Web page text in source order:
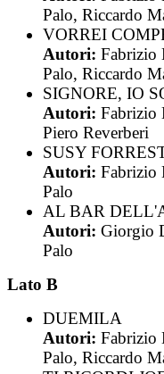
Palo, Riccardo
VORREI
Autori: Fabrizio
Palo, Riccardo
SIGNORE, IO
Autori: Fabrizio
Piero Reverberi
SUSY
Autori: Fabrizio
Palo
AL BAR
Autori: Giorgio
Palo
Lato B
DUEMILA
Autori: Fabrizio
Palo, Riccardo